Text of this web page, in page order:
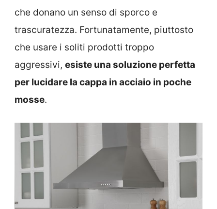
che donano un senso di sporco e
trascuratezza. Fortunatamente, piuttosto
che usare i soliti prodotti troppo
aggressivi, esiste una soluzione perfetta
per lucidare la cappa in acciaio in poche
mosse.